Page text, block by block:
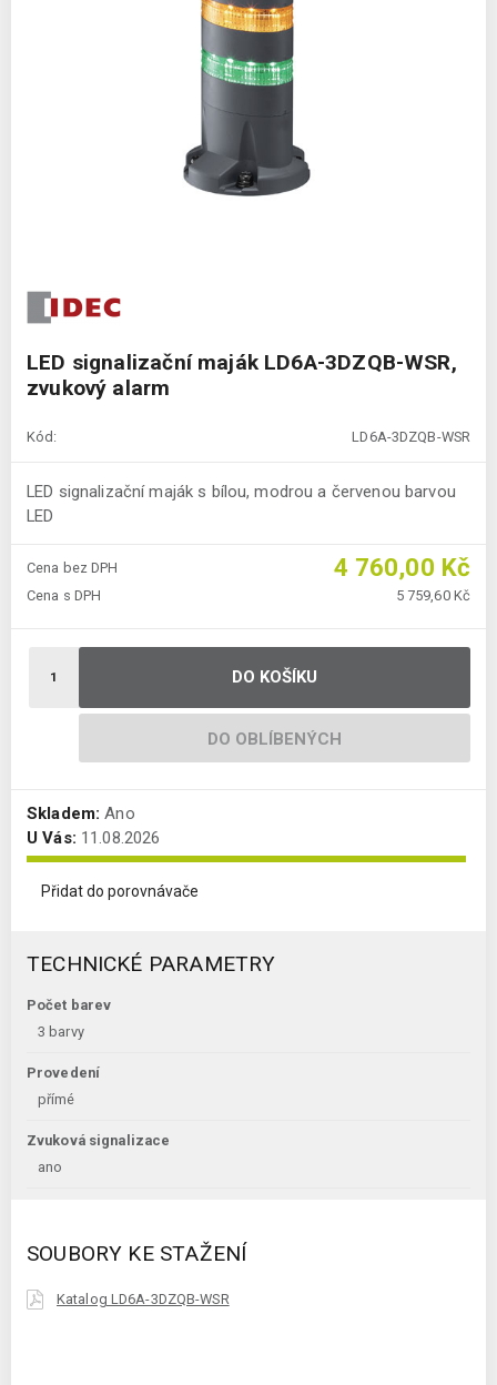
LED signalizační maják LD6A-3DZQB-WSR,
zvukový alarm
Kód: LD6A-3DZQB-WSR
LED signalizační maják s bílou, modrou a červenou barvou
LED
Cena bez DPH 4 760,00 Kč
Cena s DPH 5 759,60 Kč
DO KOŠÍKU
DO OBLÍBENÝCH
Skladem: Ano
U Vás: 11.08.2026
Přidat do porovnávače
TECHNICKÉ PARAMETRY
Počet barev
3 barvy
Provedení
přímé
Zvuková signalizace
ano
SOUBORY KE STAŽENÍ
Katalog LD6A-3DZQB-WSR